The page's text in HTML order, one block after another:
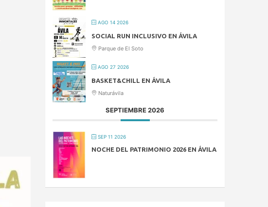
AGO 14 2026
SOCIAL RUN INCLUSIVO EN ÁVILA
Parque de El Soto
AGO 27 2026
BASKET&CHILL EN ÁVILA
Naturávila
SEPTIEMBRE 2026
SEP 11 2026
NOCHE DEL PATRIMONIO 2026 EN ÁVILA